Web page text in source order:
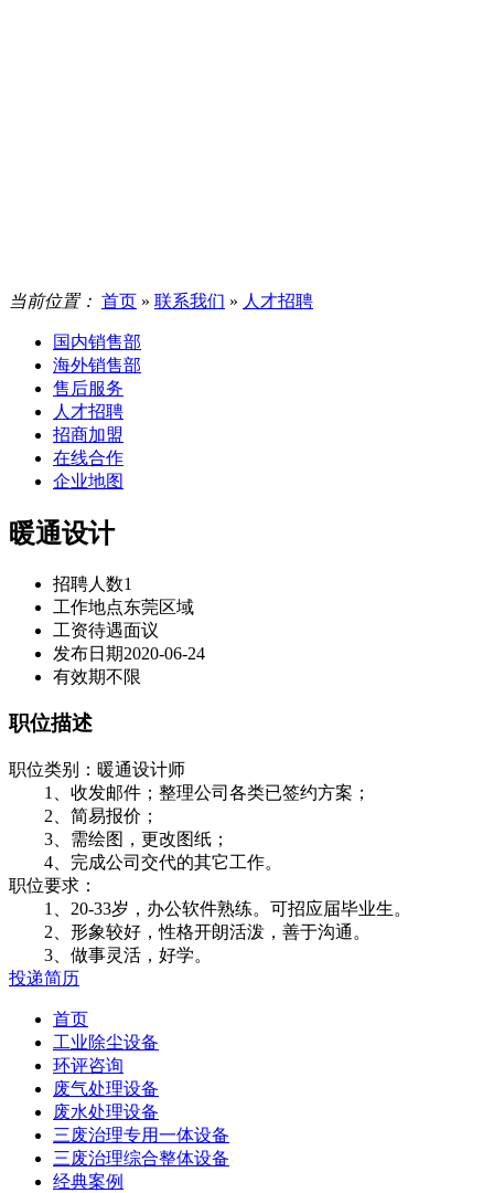
当前位置： 首页 » 联系我们 » 人才招聘
国内销售部
海外销售部
售后服务
人才招聘
招商加盟
在线合作
企业地图
暖通设计
招聘人数1
工作地点东莞区域
工资待遇面议
发布日期2020-06-24
有效期不限
职位描述
职位类别：暖通设计师
1、收发邮件；整理公司各类已签约方案；
2、简易报价；
3、需绘图，更改图纸；
4、完成公司交代的其它工作。
职位要求：
1、20-33岁，办公软件熟练。可招应届毕业生。
2、形象较好，性格开朗活泼，善于沟通。
3、做事灵活，好学。
投递简历
首页
工业除尘设备
环评咨询
废气处理设备
废水处理设备
三废治理专用一体设备
三废治理综合整体设备
经典案例